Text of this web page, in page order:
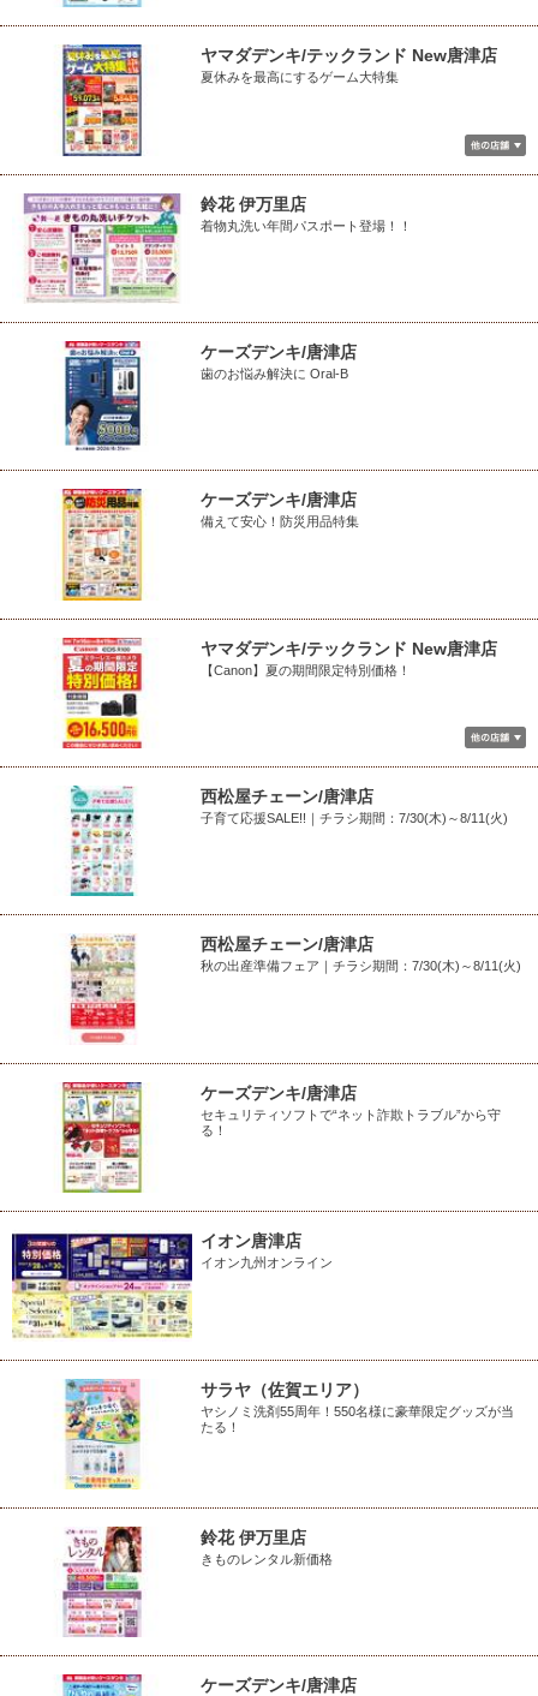
ヤマダデンキ/テックランド New唐津店
夏休みを最高にするゲーム大特集
鈴花 伊万里店
着物丸洗い年間パスポート登場！！
ケーズデンキ/唐津店
歯のお悩み解決に Oral-B
ケーズデンキ/唐津店
備えて安心！防災用品特集
ヤマダデンキ/テックランド New唐津店
【Canon】夏の期間限定特別価格！
西松屋チェーン/唐津店
子育て応援SALE!!｜チラシ期間：7/30(木)～8/11(火)
西松屋チェーン/唐津店
秋の出産準備フェア｜チラシ期間：7/30(木)～8/11(火)
ケーズデンキ/唐津店
セキュリティソフトで“ネット詐欺トラブル”から守
る！
イオン唐津店
イオン九州オンライン
サラヤ（佐賀エリア）
ヤシノミ洗剤55周年！550名様に豪華限定グッズが当
たる！
鈴花 伊万里店
きものレンタル新価格
ケーズデンキ/唐津店